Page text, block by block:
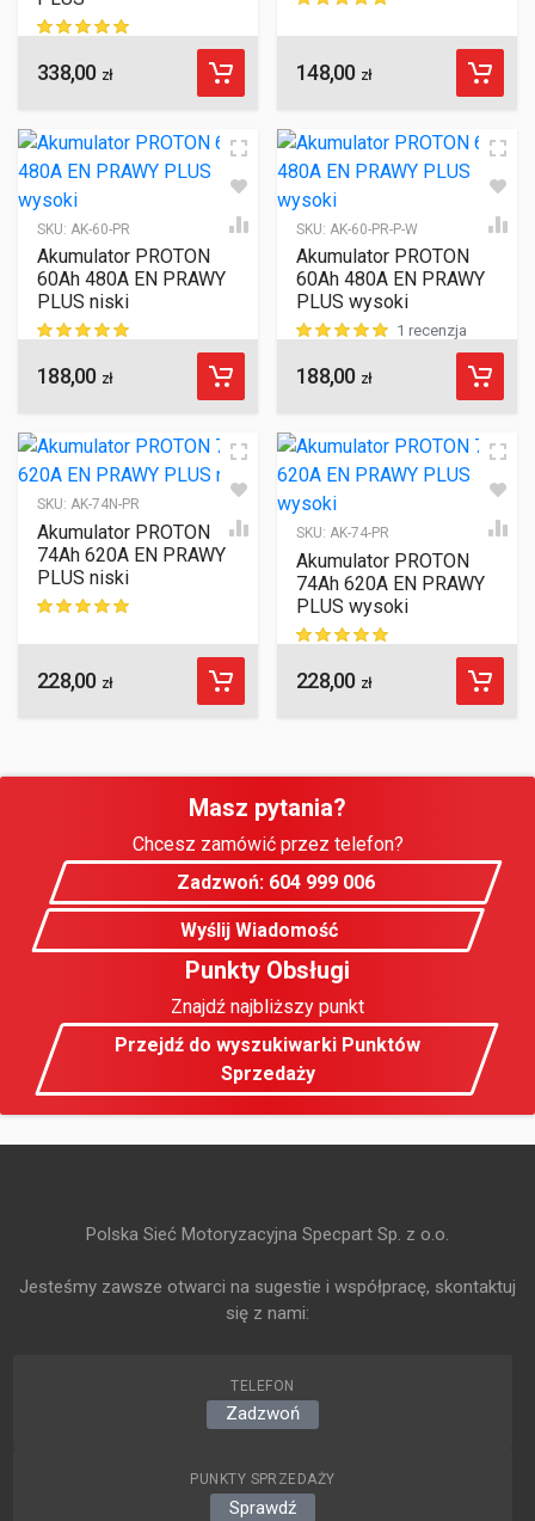
ocen klientów
338,00 zł
ocen klientów
148,00 zł
SKU: AK-60-PR
Akumulator PROTON
60Ah 480A EN PRAWY
PLUS niski
ocen klientów
188,00 zł
SKU: AK-60-PR-P-W
Akumulator PROTON
60Ah 480A EN PRAWY
PLUS wysoki
oceny klienta
1 recenzja
188,00 zł
SKU: AK-74N-PR
Akumulator PROTON
74Ah 620A EN PRAWY
PLUS niski
ocen klientów
228,00 zł
SKU: AK-74-PR
Akumulator PROTON
74Ah 620A EN PRAWY
PLUS wysoki
ocen klientów
228,00 zł
Masz pytania?
Chcesz zamówić przez telefon?
Zadzwoń: 604 999 006
Wyślij Wiadomość
Punkty Obsługi
Znajdź najbliższy punkt
Przejdź do wyszukiwarki Punktów
Sprzedaży
Polska Sieć Motoryzacyjna Specpart Sp. z o.o.
Jesteśmy zawsze otwarci na sugestie i współpracę, skontaktuj
się z nami:
TELEFON
Zadzwoń
PUNKTY SPRZEDAŻY
Sprawdź